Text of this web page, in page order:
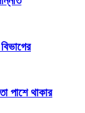
পাশে থাকার